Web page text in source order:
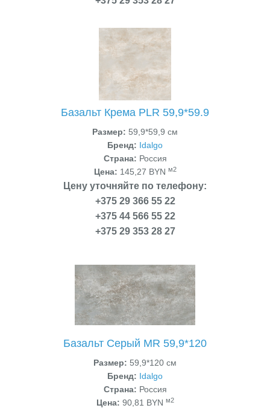
Базальт Крема PLR 59,9*59.9
Размер: 59,9*59,9 см
Бренд: Idalgo
Страна: Россия
Цена: 145,27 BYN м2
Цену уточняйте по телефону:
+375 29 366 55 22
+375 44 566 55 22
+375 29 353 28 27
Базальт Серый MR 59,9*120
Размер: 59,9*120 см
Бренд: Idalgo
Страна: Россия
Цена: 90,81 BYN м2